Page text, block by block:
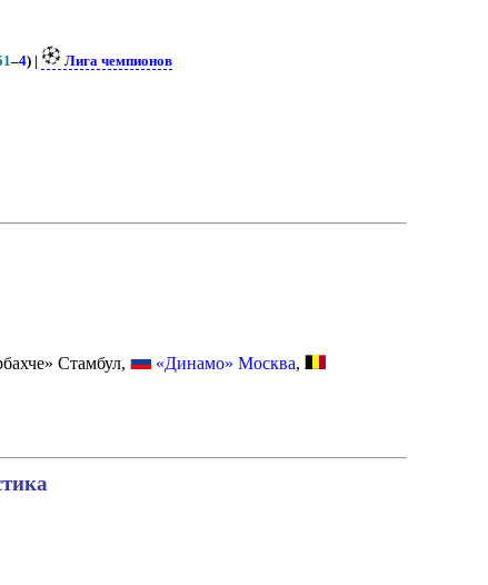
–4) |
Лига чемпионов
Стамбул, «Динамо» Москва,